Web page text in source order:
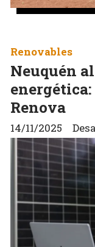
Neuquén
Renova
Renovables
14/11/2025